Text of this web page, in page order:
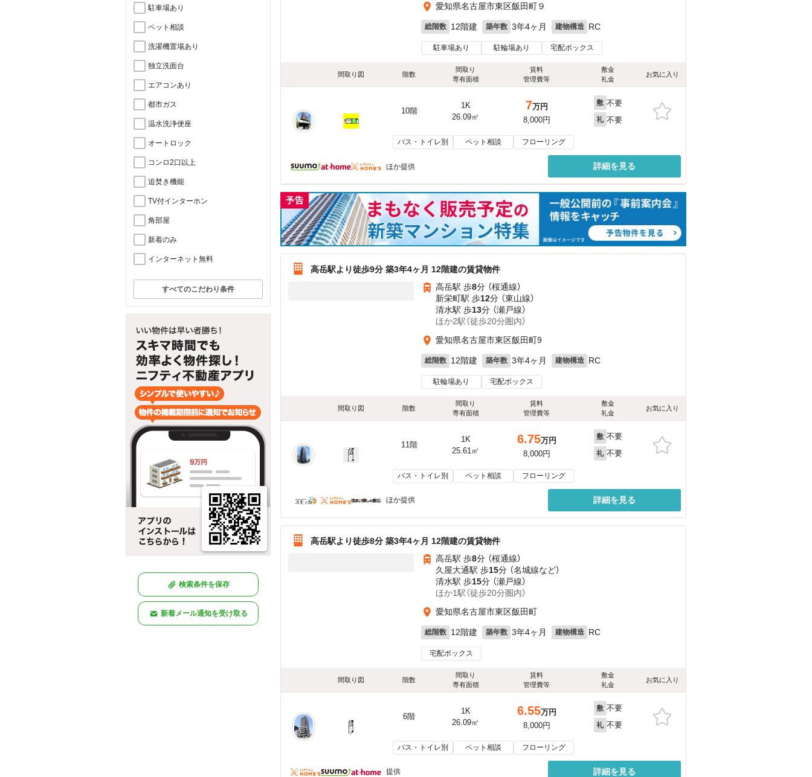
駐車場あり
ペット相談
洗濯機置場あり
独立洗面台
エアコンあり
都市ガス
温水洗浄便座
オートロック
コンロ2口以上
追焚き機能
TV付インターホン
角部屋
新着のみ
インターネット無料
すべてのこだわり条件
検索条件を保存
新着メール通知を受け取る
愛知県名古屋市東区飯田町９
総階数 12階建 築年数 3年4ヶ月 建物構造 RC
駐車場あり 駐輪場あり 宅配ボックス
間取り図 階数
間取り
専有面積
賃料
管理費等
敷金
礼金
お気に入り
10階
1K
26.09㎡
7万円
8,000円
敷 不要
礼 不要
バス・トイレ別 ペット相談 フローリング
ほか提供 詳細を見る
高岳駅より徒歩9分 築3年4ヶ月 12階建の賃貸物件
高岳駅 歩8分 （桜通線）
新栄町駅 歩12分 （東山線）
清水駅 歩13分 （瀬戸線）
ほか2駅（徒歩20分圏内）
愛知県名古屋市東区飯田町9
総階数 12階建 築年数 3年4ヶ月 建物構造 RC
駐輪場あり 宅配ボックス
間取り図 階数
間取り
専有面積
賃料
管理費等
敷金
礼金
お気に入り
11階
1K
25.61㎡
6.75万円
8,000円
敷 不要
礼 不要
バス・トイレ別 ペット相談 フローリング
ほか提供 詳細を見る
高岳駅より徒歩8分 築3年4ヶ月 12階建の賃貸物件
高岳駅 歩8分 （桜通線）
久屋大通駅 歩15分 （名城線など）
清水駅 歩15分 （瀬戸線）
ほか1駅（徒歩20分圏内）
愛知県名古屋市東区飯田町
総階数 12階建 築年数 3年4ヶ月 建物構造 RC
宅配ボックス
間取り図 階数
間取り
専有面積
賃料
管理費等
敷金
礼金
お気に入り
6階
1K
26.09㎡
6.55万円
8,000円
敷 不要
礼 不要
バス・トイレ別 ペット相談 フローリング
提供 詳細を見る